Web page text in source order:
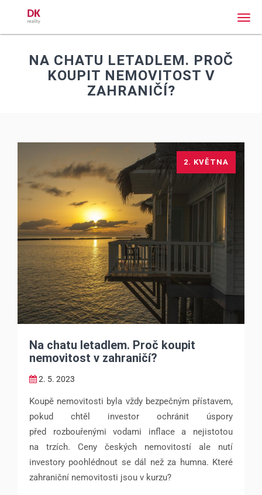
NA CHATU LETADLEM. PROČ
KOUPIT NEMOVITOST V
ZAHRANIČÍ?
Na chatu letadlem. Proč koupit
nemovitost v zahraničí?
2. 5. 2023
2. KVĚTNA
Koupě nemovitosti byla vždy bezpečným přístavem,
pokud chtěl investor ochránit úspory
před rozbouřenými vodami inflace a nejistotou
na trzích. Ceny českých nemovitostí ale nutí
investory poohlédnout se dál než za humna. Které
zahraniční nemovitosti jsou v kurzu?